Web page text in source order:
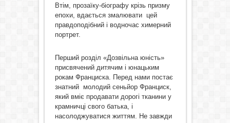
Втім, прозаїку-біографу крізь призму
епохи, вдається змалювати цей
правдоподібний і водночас химерний
портрет.
Перший розділ «Дозвільна юність»
присвячений дитячим і юнацьким
рокам Франциска. Перед нами постає
знатний молодий сеньйор Франциск,
який вміє продавати дорогі тканини у
крамничці свого батька, і
насолоджуватися життям. Не завжди